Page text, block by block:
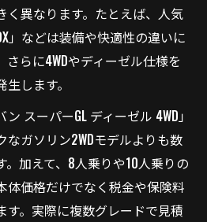
く異なります。たとえば、人気
」などは装備や快適性の違いに
らに4WDやディーゼル仕様を
します。
スーパーGL ディーゼル 4WD」
ガソリン2WDモデルよりも数
加えて、8人乗りや10人乗りの
体価格だけでなく税金や保険料
す。実際に複数グレードで見積